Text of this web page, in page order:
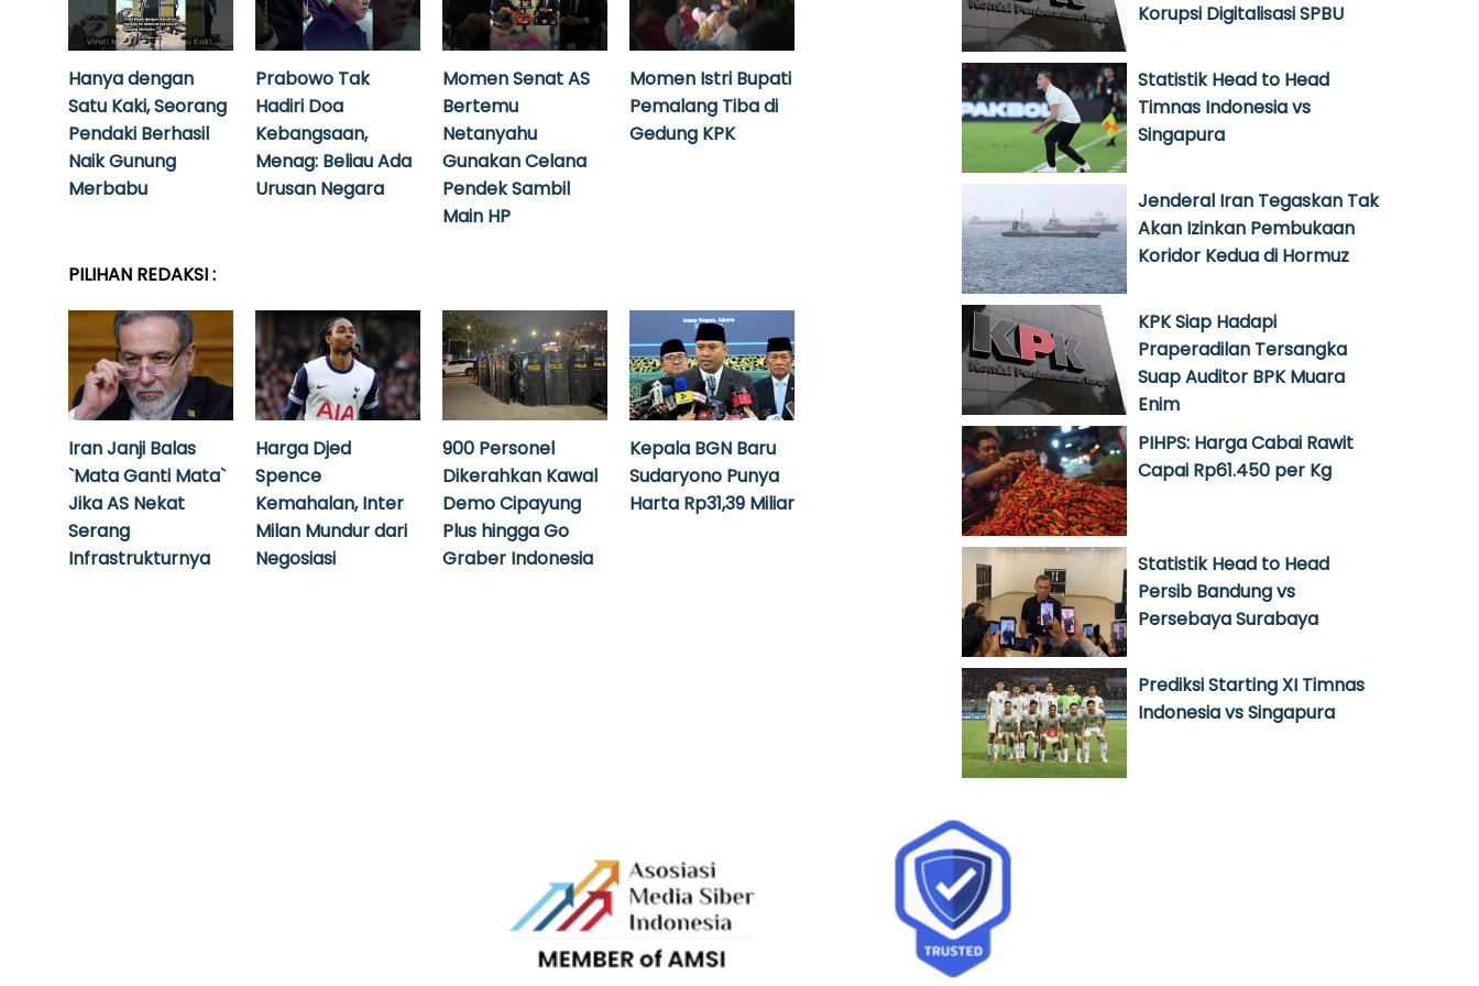
Hanya dengan
Satu Kaki, Seorang
Pendaki Berhasil
Naik Gunung
Merbabu
Prabowo Tak
Hadiri Doa
Kebangsaan,
Menag: Beliau Ada
Urusan Negara
Momen Senat AS
Bertemu
Netanyahu
Gunakan Celana
Pendek Sambil
Main HP
Momen Istri Bupati
Pemalang Tiba di
Gedung KPK
PILIHAN REDAKSI :
Iran Janji Balas
`Mata Ganti Mata`
Jika AS Nekat
Serang
Infrastrukturnya
Harga Djed
Spence
Kemahalan, Inter
Milan Mundur dari
Negosiasi
900 Personel
Dikerahkan Kawal
Demo Cipayung
Plus hingga Go
Graber Indonesia
Kepala BGN Baru
Sudaryono Punya
Harta Rp31,39 Miliar
Korupsi Digitalisasi SPBU
Statistik Head to Head
Timnas Indonesia vs
Singapura
Jenderal Iran Tegaskan Tak
Akan Izinkan Pembukaan
Koridor Kedua di Hormuz
KPK Siap Hadapi
Praperadilan Tersangka
Suap Auditor BPK Muara
Enim
PIHPS: Harga Cabai Rawit
Capai Rp61.450 per Kg
Statistik Head to Head
Persib Bandung vs
Persebaya Surabaya
Prediksi Starting XI Timnas
Indonesia vs Singapura